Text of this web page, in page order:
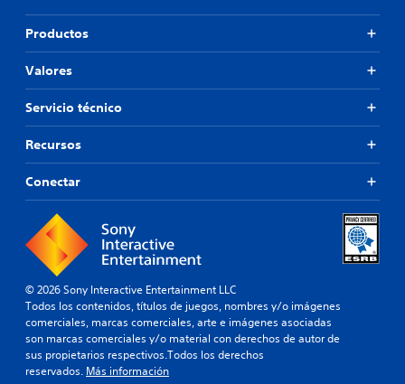
Productos
Valores
Servicio técnico
Recursos
Conectar
© 2026 Sony Interactive Entertainment LLC
Todos los contenidos, títulos de juegos, nombres y/o imágenes
comerciales, marcas comerciales, arte e imágenes asociadas
son marcas comerciales y/o material con derechos de autor de
sus propietarios respectivos.Todos los derechos
reservados. Más información